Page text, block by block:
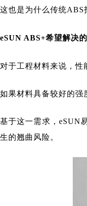
这也是为什么传统ABS
eSUN ABS+希望解决
对于工程材料来说，性
如果材料具备较好的强
基于这一需求，eSUN
生的翘曲风险。